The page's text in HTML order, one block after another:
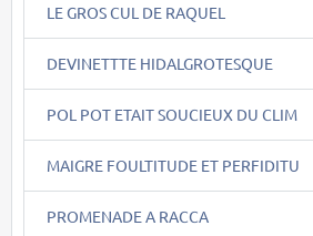
LE GROS CUL DE RAQUEL
DEVINETTTE HIDALGROTESQUE
POL POT ETAIT SOUCIEUX DU CLIM
MAIGRE FOULTITUDE ET PERFIDITU
PROMENADE A RACCA